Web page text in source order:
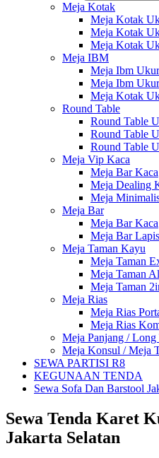
Meja Kotak
Meja Kotak
Meja Kotak
Meja Kotak
Meja IBM
Meja Ibm
Meja Ibm
Meja Kotak
Round Table
Round Table
Round Table
Round Table
Meja Vip Kaca
Meja Bar Kaca
Meja Dealing
Meja
Meja Bar
Meja Bar Kaca
Meja Bar
Meja Taman Kayu
Meja Taman
Meja Taman
Meja Taman
Meja Rias
Meja Rias
Meja Rias
Meja Panjang / Long
Meja Konsul / Meja
SEWA PARTISI R8
KEGUNAAN TENDA
Sewa Sofa Dan Barstool
Sewa Tenda Karet
Jakarta Selatan